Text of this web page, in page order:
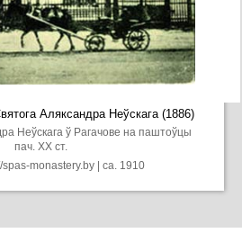
Аляксандра Неўскага (1886)
Неўскага ў Рагачове на паштоўцы
пач. ХХ ст.
monastery.by | ca. 1910